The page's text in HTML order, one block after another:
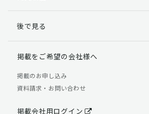
る権利があります。
「個人情報の取り扱いについて」
【お問合せ先】 個人情報問合せ窓
TEL：03-5411-7891（平日9:00 ～
後で見る
掲載をご希望の会社様へ
掲載のお申し込み
資料請求・お問い合わせ
掲載会社用ログイン